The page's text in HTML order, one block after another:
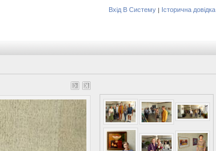
Вхід В Систему | Історична довідка